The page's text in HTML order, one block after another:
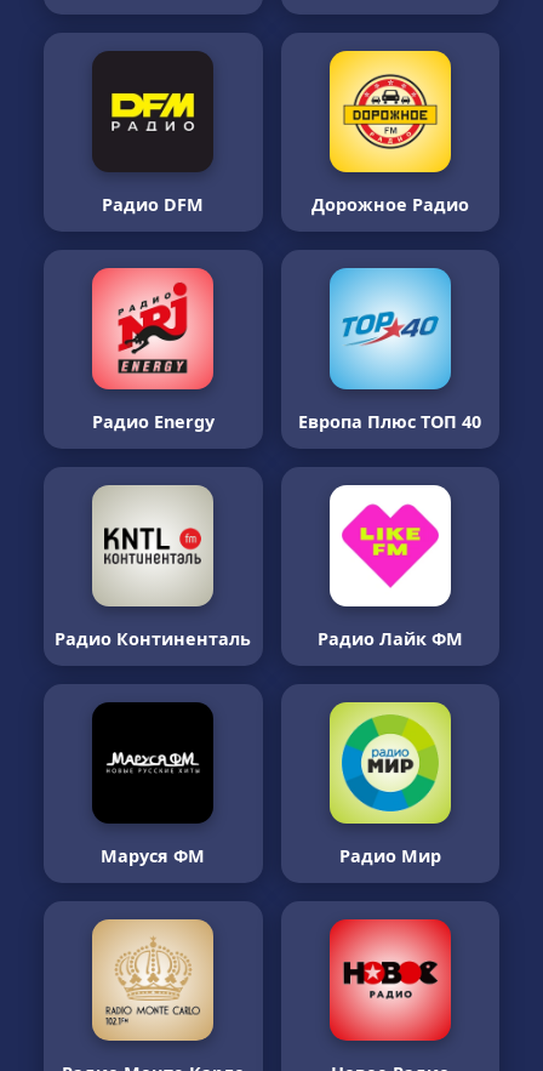
Радио DFM Дорожное Радио
Радио Energy Европа Плюс ТОП 40
Радио Континенталь Радио Лайк ФМ
Маруся ФМ Радио Мир